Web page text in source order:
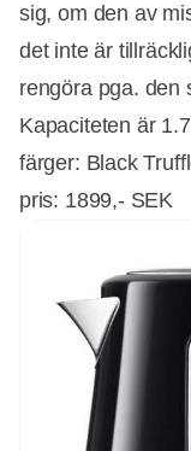
sig, om den av
det inte är
rengöra pga. den
Kapaciteten är
färger: Black
pris: 1899,- SEK